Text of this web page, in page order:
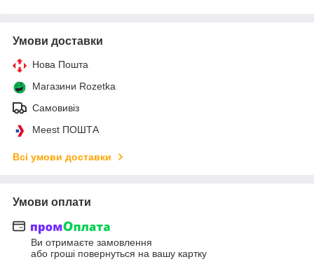
Умови доставки
Нова Пошта
Магазини Rozetka
Самовивіз
Meest ПОШТА
Всі умови доставки
Умови оплати
Ви отримаєте замовлення
або гроші повернуться на вашу картку